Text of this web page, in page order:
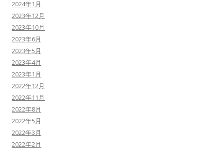
2024年1月
2023年12月
2023年10月
2023年6月
2023年5月
2023年4月
2023年1月
2022年12月
2022年11月
2022年8月
2022年5月
2022年3月
2022年2月